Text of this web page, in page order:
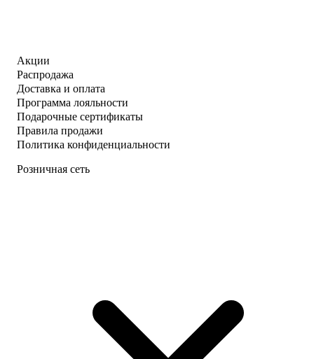
Акции
Распродажа
Доставка и оплата
Программа лояльности
Подарочные сертификаты
Правила продажи
Политика конфиденциальности
Розничная сеть